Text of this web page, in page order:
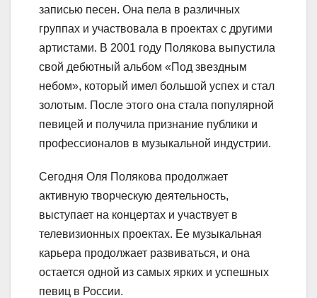
записью песен. Она пела в различных
группах и участвовала в проектах с другими
артистами. В 2001 году Полякова выпустила
свой дебютный альбом «Под звездным
небом», который имел большой успех и стал
золотым. После этого она стала популярной
певицей и получила признание публики и
профессионалов в музыкальной индустрии.
Сегодня Оля Полякова продолжает
активную творческую деятельность,
выступает на концертах и участвует в
телевизионных проектах. Ее музыкальная
карьера продолжает развиваться, и она
остается одной из самых ярких и успешных
певиц в России.